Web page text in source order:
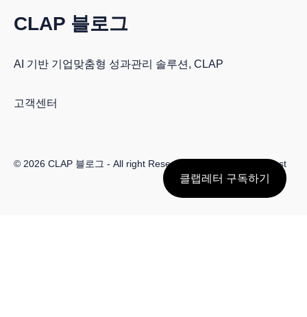
CLAP 블로그
AI 기반 기업맞춤형 성과관리 솔루션, CLAP
고객센터
© 2026 CLAP 블로그 - All right Reserved. Published with Ghost
클랩레터 구독하기